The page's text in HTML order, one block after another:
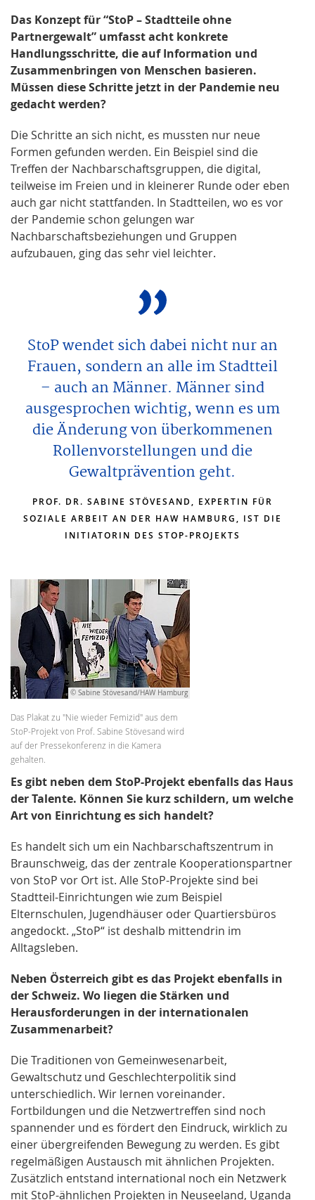
Das Konzept für “StoP – Stadtteile ohne
Partnergewalt” umfasst acht konkrete
Handlungsschritte, die auf Information und
Zusammenbringen von Menschen basieren.
Müssen diese Schritte jetzt in der Pandemie neu
gedacht werden?
Die Schritte an sich nicht, es mussten nur neue
Formen gefunden werden. Ein Beispiel sind die
Treffen der Nachbarschaftsgruppen, die digital,
teilweise im Freien und in kleinerer Runde oder eben
auch gar nicht stattfanden. In Stadtteilen, wo es vor
der Pandemie schon gelungen war
Nachbarschaftsbeziehungen und Gruppen
aufzubauen, ging das sehr viel leichter.
StoP wendet sich dabei nicht nur an
Frauen, sondern an alle im Stadtteil
– auch an Männer. Männer sind
ausgesprochen wichtig, wenn es um
die Änderung von überkommenen
Rollenvorstellungen und die
Gewaltprävention geht.
PROF. DR. SABINE STÖVESAND, EXPERTIN FÜR
SOZIALE ARBEIT AN DER HAW HAMBURG, IST DIE
INITIATORIN DES STOP-PROJEKTS
© Sabine Stövesand/HAW Hamburg
Das Plakat zu "Nie wieder Femizid" aus dem
StoP-Projekt von Prof. Sabine Stövesand wird
auf der Pressekonferenz in die Kamera
gehalten.
Es gibt neben dem StoP-Projekt ebenfalls das Haus
der Talente. Können Sie kurz schildern, um welche
Art von Einrichtung es sich handelt?
Es handelt sich um ein Nachbarschaftszentrum in
Braunschweig, das der zentrale Kooperationspartner
von StoP vor Ort ist. Alle StoP-Projekte sind bei
Stadtteil-Einrichtungen wie zum Beispiel
Elternschulen, Jugendhäuser oder Quartiersbüros
angedockt. „StoP“ ist deshalb mittendrin im
Alltagsleben.
Neben Österreich gibt es das Projekt ebenfalls in
der Schweiz. Wo liegen die Stärken und
Herausforderungen in der internationalen
Zusammenarbeit?
Die Traditionen von Gemeinwesenarbeit,
Gewaltschutz und Geschlechterpolitik sind
unterschiedlich. Wir lernen voreinander.
Fortbildungen und die Netzwertreffen sind noch
spannender und es fördert den Eindruck, wirklich zu
einer übergreifenden Bewegung zu werden. Es gibt
regelmäßigen Austausch mit ähnlichen Projekten.
Zusätzlich entstand international noch ein Netzwerk
mit StoP-ähnlichen Projekten in Neuseeland, Uganda